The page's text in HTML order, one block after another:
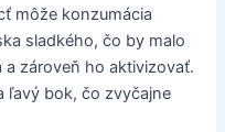
môže konzumácia
sladkého, čo by malo
zároveň ho aktivizovať.
ľavý bok, čo zvyčajne